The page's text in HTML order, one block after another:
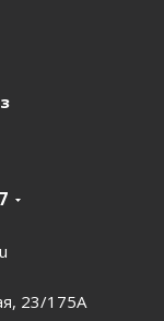
23/175А